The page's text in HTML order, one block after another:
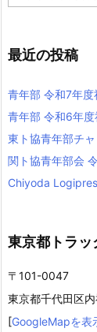
最近の投稿
青年部 令和7年度
青年部 令和6年
東ト協青年部チ
関ト協青年部会
Chiyoda
東京都トラッ
〒101-0047
東京都千代田区
[GoogleMapを表